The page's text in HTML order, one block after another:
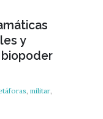
y
, militar,